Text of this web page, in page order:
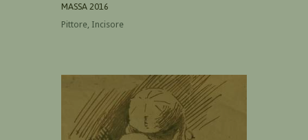
MASSA 2016
Pittore, Incisore